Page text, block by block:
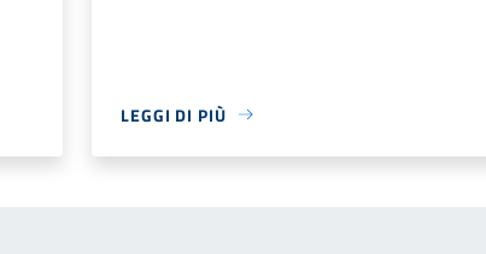
LEGGI DI PIÙ